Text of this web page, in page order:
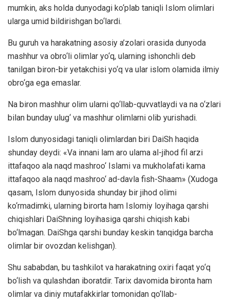
mumkin, aks holda dunyodagi ko‘plab taniqli Islom olimlari
ularga umid bildirishgan bo‘lardi.
Bu guruh va harakatning asosiy a’zolari orasida dunyoda
mashhur va obro‘li olimlar yo‘q, ularning ishonchli deb
tanilgan biron-bir yetakchisi yo‘q va ular islom olamida ilmiy
obro‘ga ega emaslar.
Na biron mashhur olim ularni qo‘llab-quvvatlaydi va na o‘zlari
bilan bunday ulug‘ va mashhur olimlarni olib yurishadi.
Islom dunyosidagi taniqli olimlardan biri DaiSh haqida
shunday deydi: «Va innani lam aro ulama al-jihod fil arzi
ittafaqoo ala naqd mashroo‘ Islami va mukholafati kama
ittafaqoo ala naqd mashroo‘ ad-davla fish-Shaam» (Xudoga
qasam, Islom dunyosida shunday bir jihod olimi
ko‘rmadimki, ularning birorta ham Islomiy loyihaga qarshi
chiqishlari DaiShning loyihasiga qarshi chiqish kabi
bo‘lmagan. DaiShga qarshi bunday keskin tanqidga barcha
olimlar bir ovozdan kelishgan).
Shu sababdan, bu tashkilot va harakatning oxiri faqat yo‘q
bo‘lish va qulashdan iboratdir. Tarix davomida bironta ham
olimlar va diniy mutafakkirlar tomonidan qo‘llab-